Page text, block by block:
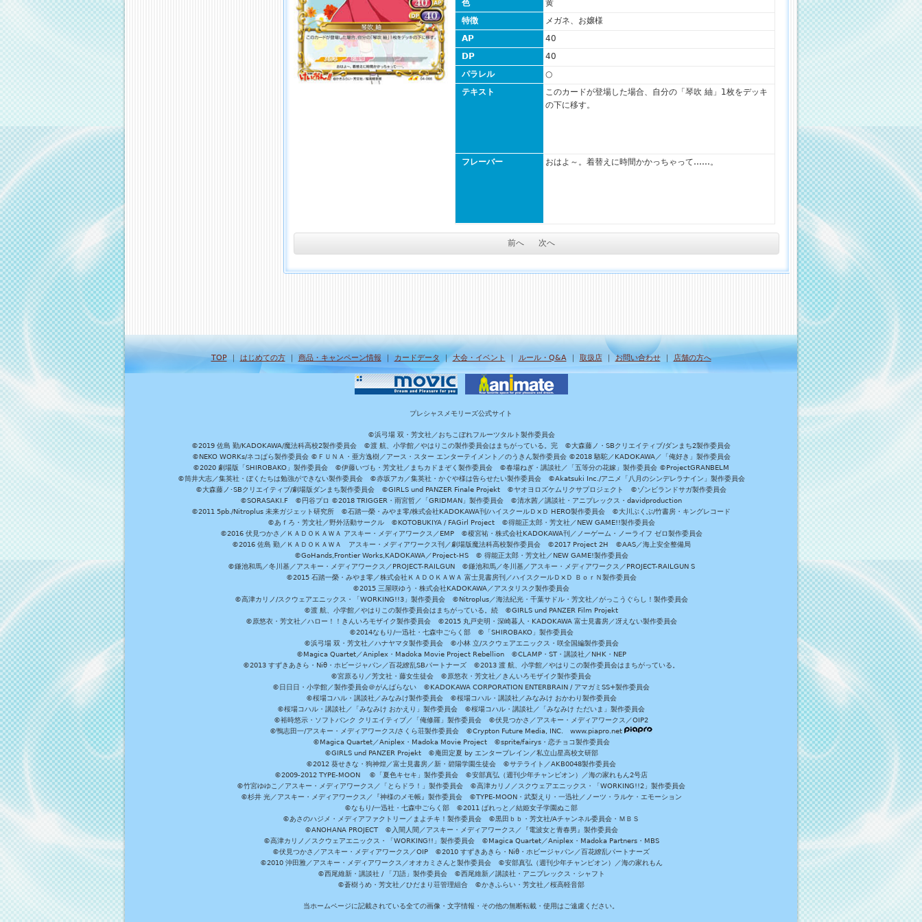
色
黄
特徴
メガネ、お嬢様
AP
40
DP
40
パラレル
○
テキスト
このカードが登場した場合、自分の「琴吹 紬」1枚をデッキ
の下に移す。
フレーバー おはよ～。着替えに時間かかっちゃって……。
前へ 次へ
TOP｜ はじめての方｜ 商品・キャンペーン情報 ｜ カードデータ ｜大会・イベント ｜ ルール・Q&A｜ 取扱店｜お問い合わせ｜ 店舗の方へ
プレシャスメモリーズ公式サイト
©浜弓場 双・芳文社／おちこぼれフルーツタルト製作委員会
©2019 佐島 勤/KADOKAWA/魔法科高校2製作委員会 ©渡 航、小学館／やはりこの製作委員会はまちがっている。完 ©大森藤ノ・SBクリエイティブ/ダンまち2製作委員会
©NEKO WORKs/ネコぱら製作委員会 ©ＦＵＮＡ・亜方逸樹／アース・スター エンターテイメント／のうきん製作委員会 ©2018 駱駝／KADOKAWA／「俺好き」製作委員会
©2020 劇場版「SHIROBAKO」製作委員会 ©伊藤いづも・芳文社／まちカドまぞく製作委員会 ©春場ねぎ・講談社／「五等分の花嫁」製作委員会 ©ProjectGRANBELM
©筒井大志／集英社・ぼくたちは勉強ができない製作委員会 ©赤坂アカ／集英社・かぐや様は告らせたい製作委員会 ©Akatsuki Inc./アニメ「八月のシンデレラナイン」製作委員会
©大森藤ノ･SBクリエイティブ/劇場版ダンまち製作委員会 ©GIRLS und PANZER Finale Projekt ©ヤオヨロズケムリクサプロジェクト ©ゾンビランドサガ製作委員会
©SORASAKI.F ©円谷プロ ©2018 TRIGGER・雨宮哲／「GRIDMAN」製作委員会 ©清水茜／講談社・アニプレックス・davidproduction
©2011 5pb./Nitroplus 未来ガジェット研究所 ©石踏一榮・みやま零/株式会社KADOKAWA刊/ハイスクールＤ×Ｄ HERO製作委員会 ©大川ぶくぶ/竹書房・キングレコード
©あｆろ・芳文社／野外活動サークル ©KOTOBUKIYA / FAGirl Project ©得能正太郎・芳文社／NEW GAME!!製作委員会
©2016 伏見つかさ／ＫＡＤＯＫＡＷＡ アスキー・メディアワークス／EMP ©榎宮祐・株式会社KADOKAWA刊／ノーゲーム・ノーライフ ゼロ製作委員会
©2016 佐島 勤／ＫＡＤＯＫＡＷＡ アスキー・メディアワークス刊／劇場版魔法科高校製作委員会 ©2017 Project 2H ©AAS／海上安全整備局
©GoHands,Frontier Works,KADOKAWA／Project-HS © 得能正太郎・芳文社／NEW GAME!製作委員会
©鎌池和馬／冬川基／アスキー・メディアワークス／PROJECT-RAILGUN ©鎌池和馬／冬川基／アスキー・メディアワークス／PROJECT-RAILGUN S
©2015 石踏一榮・みやま零／株式会社ＫＡＤＯＫＡＷＡ 富士見書房刊／ハイスクールＤ×Ｄ ＢｏｒＮ製作委員会
©2015 三屋咲ゆう・株式会社KADOKAWA／アスタリスク製作委員会
©高津カリノ/スクウェアエニックス・「WORKING!!3」製作委員会 ©Nitroplus／海法紀光・千葉サドル・芳文社／がっこうぐらし！製作委員会
©渡 航、小学館／やはりこの製作委員会はまちがっている。続 ©GIRLS und PANZER Film Projekt
©原悠衣・芳文社／ハロー！！きんいろモザイク製作委員会 ©2015 丸戸史明・深崎暮人・KADOKAWA 富士見書房／冴えない製作委員会
©2014なもり/一迅社・七森中ごらく部 ©「SHIROBAKO」製作委員会
©浜弓場 双・芳文社／ハナヤマタ製作委員会 ©小林 立/スクウェアエニックス・咲全国編製作委員会
©Magica Quartet／Aniplex・Madoka Movie Project Rebellion ©CLAMP・ST・講談社／NHK・NEP
©2013 すずきあきら・Niθ・ホビージャパン／百花繚乱SBパートナーズ ©2013 渡 航、小学館／やはりこの製作委員会はまちがっている。
©宮原るり／芳文社・藤女生徒会 ©原悠衣・芳文社／きんいろモザイク製作委員会
©日日日・小学館／製作委員会＠がんばらない ©KADOKAWA CORPORATION ENTERBRAIN / アマガミSS+製作委員会
©桜場コハル・講談社／みなみけ製作委員会 ©桜場コハル・講談社／みなみけ おかわり製作委員会
©桜場コハル・講談社／「みなみけ おかえり」製作委員会 ©桜場コハル・講談社／「みなみけ ただいま」製作委員会
©裕時悠示・ソフトバンク クリエイティブ／「俺修羅」製作委員会 ©伏見つかさ／アスキー・メディアワークス／OIP2
©鴨志田一/アスキー・メディアワークス/さくら荘製作委員会 ©Crypton Future Media, INC. www.piapro.net
©Magica Quartet／Aniplex・Madoka Movie Project ©sprite/fairys・恋チョコ製作委員会
©GIRLS und PANZER Projekt ©庵田定夏 by エンターブレイン／私立山星高校文研部
©2012 葵せきな・狗神煌／富士見書房／新・碧陽学園生徒会 ©サテライト／AKB0048製作委員会
©2009-2012 TYPE-MOON ©「夏色キセキ」製作委員会 ©安部真弘（週刊少年チャンピオン）／海の家れもん2号店
©竹宮ゆゆこ／アスキー・メディアワークス／「とらドラ！」製作委員会 ©高津カリノ／スクウェアエニックス・「WORKING!!2」製作委員会
©杉井 光／アスキー・メディアワークス／『神様のメモ帳』製作委員会 ©TYPE-MOON・武梨えり・一迅社／ノーツ・ラルケ・エモーション
©なもり/一迅社・七森中ごらく部 ©2011 ぱれっと／結姫女子学園ぬこ部
©あさのハジメ・メディアファクトリー／まよチキ！製作委員会 ©黒田ｂｂ・芳文社/Aチャンネル委員会・ＭＢＳ
©ANOHANA PROJECT ©入間人間／アスキー・メディアワークス／『電波女と青春男』製作委員会
©高津カリノ／スクウェアエニックス・「WORKING!!」製作委員会 ©Magica Quartet／Aniplex・Madoka Partners・MBS
©伏見つかさ／アスキー・メディアワークス／OIP ©2010 すずきあきら・Niθ・ホビージャパン／百花繚乱パートナーズ
©2010 沖田雅／アスキー・メディアワークス／オオカミさんと製作委員会 ©安部真弘（週刊少年チャンピオン）／海の家れもん
©西尾維新・講談社 / 「刀語」製作委員会 ©西尾維新／講談社・アニプレックス・シャフト
©蒼樹うめ・芳文社／ひだまり荘管理組合 ©かきふらい・芳文社／桜高軽音部
当ホームページに記載されている全ての画像・文字情報・その他の無断転載・使用はご遠慮ください。